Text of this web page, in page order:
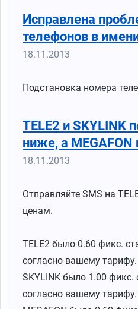
Исправлена
телефонов в
18.11.2013
Подстановка номера
TELE2 и SKYLINK
ниже, а MEGAFON
18.11.2013
Отправляйте SMS на
ценам.
TELE2 было 0.60 фикс.
согласно вашему тарифу.
SKYLINK было 1.00 фикс.
согласно вашему тарифу.